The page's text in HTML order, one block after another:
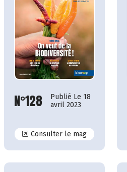
N°128
Publié Le 18
avril 2023
Consulter le magN°128